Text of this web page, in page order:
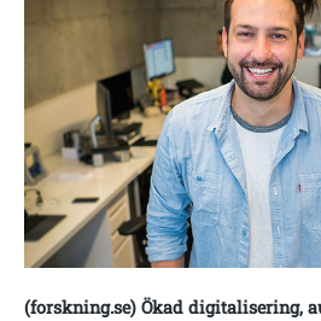
(forskning.se) Ökad digitalisering,